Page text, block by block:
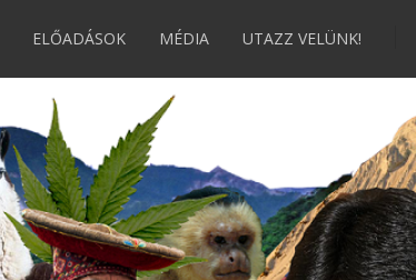
ELŐADÁSOK MÉDIA UTAZZ VELÜNK!